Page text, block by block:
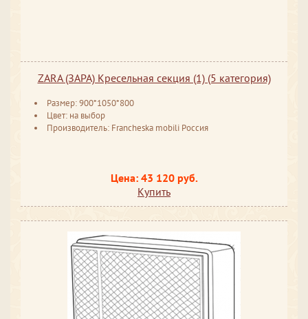
ZARA (ЗАРА) Кресельная секция (1) (5 категория)
Размер: 900*1050*800
Цвет: на выбор
Производитель: Francheska mobili Россия
Цена: 43 120 руб.
Купить